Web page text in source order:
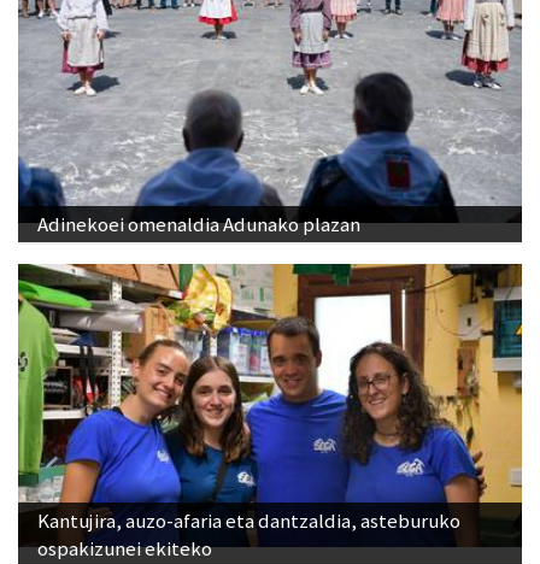
Adinekoei omenaldia Adunako plazan
Kantujira, auzo-afaria eta dantzaldia, asteburuko
ospakizunei ekiteko